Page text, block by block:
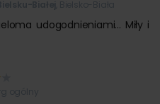
udogodnieniami... Miły i